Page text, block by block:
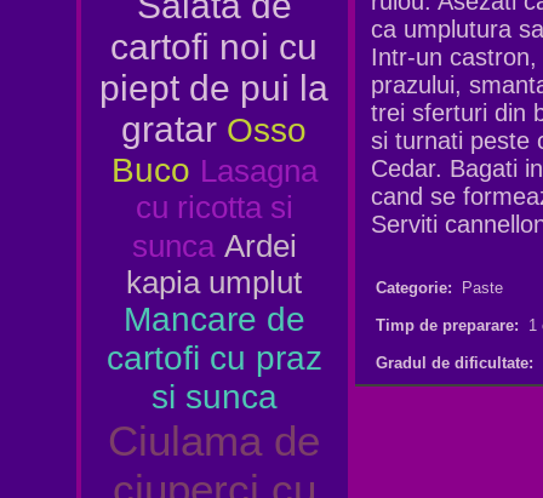
cartofi noi cu
piept de pui la
gratar Osso
Buco Lasagna
cu ricotta si
sunca Ardei
kapia umplut
Mancare de
cartofi cu praz
si sunca
Ciulama de
ca umplutura
Intr-un
prazului,
trei sferturi din
si turnati peste
Cedar. Bagati
cand se
Serviti
Categorie: Paste
Timp de preparare: 1
Gradul de dificultate: